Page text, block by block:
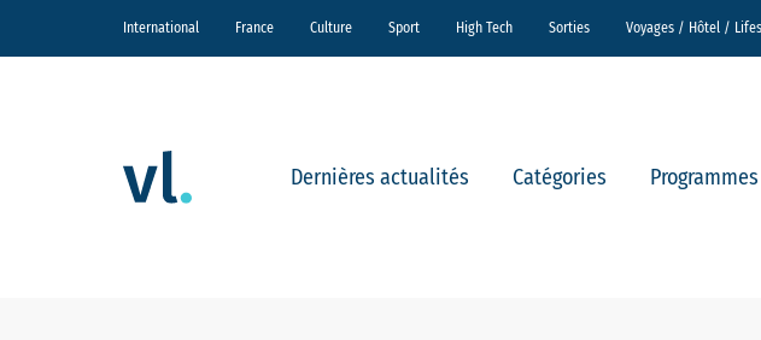
International France Culture Sport High Tech Sorties Voyages / Hôtel /
Dernières actualités Catégories